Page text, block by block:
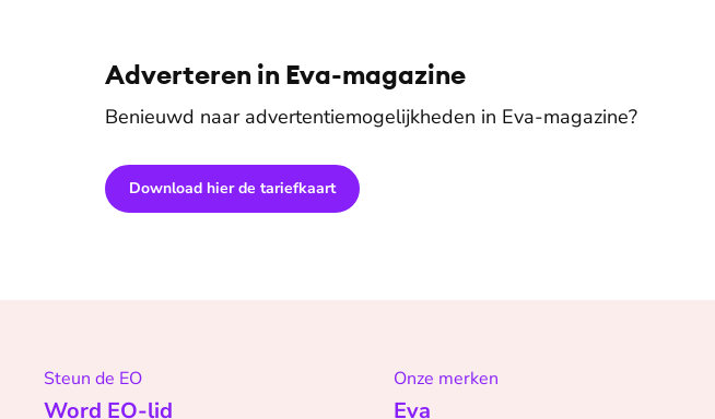
Adverteren in Eva-magazine
Benieuwd naar advertentiemogelijkheden in Eva-magazine?
Download hier de tariefkaart
Steun de EO
Word EO-lid
Onze merken
Eva